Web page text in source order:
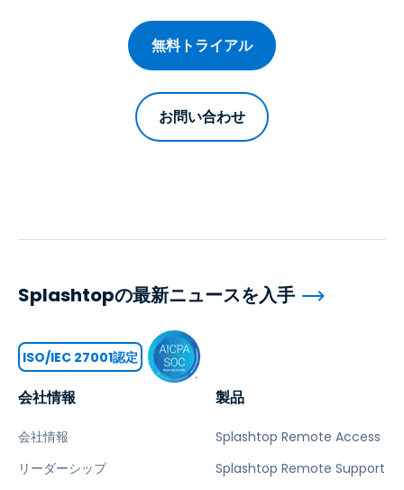
無料トライアル
お問い合わせ
会社情報
会社情報
リーダーシップ
製品
Splashtop Remote Access
Splashtop Remote Support
Splashtopの最新ニュースを入手
ISO/IEC 27001認定